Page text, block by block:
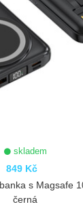
skladem
849 Kč
s Magsafe
černá